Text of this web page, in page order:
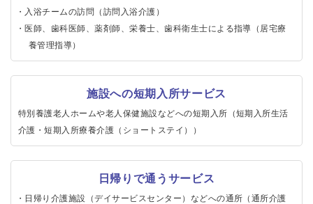
入浴チームの訪問（訪問入浴介護）
医師、歯科医師、薬剤師、栄養士、歯科衛生士による指導（居宅療
養管理指導）
施設への短期入所サービス
特別養護老人ホームや老人保健施設などへの短期入所（短期入所生活
介護・短期入所療養介護（ショートステイ））
日帰りで通うサービス
日帰り介護施設（デイサービスセンター）などへの通所（通所介護